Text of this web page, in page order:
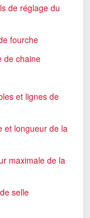
de réglage du
fourche
de chaine
et lignes de
et longueur de la
maximale de la
selle